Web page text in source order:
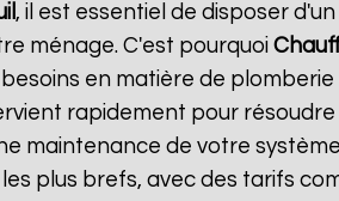
, il est essentiel de disposer
ménage. C'est pourquoi
en matière de
rapidement pour
maintenance de votre
plus brefs, avec des tarifs